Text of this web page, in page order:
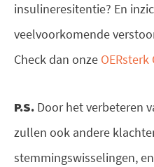
insulineresitentie? En
veelvoorkomende
Check dan onze
P.S. Door het verbeteren
zullen ook andere
stemmingswisselingen,